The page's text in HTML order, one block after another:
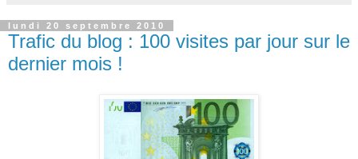
lundi 20 septembre 2010
Trafic du blog : 100 visites par jour sur le
dernier mois !